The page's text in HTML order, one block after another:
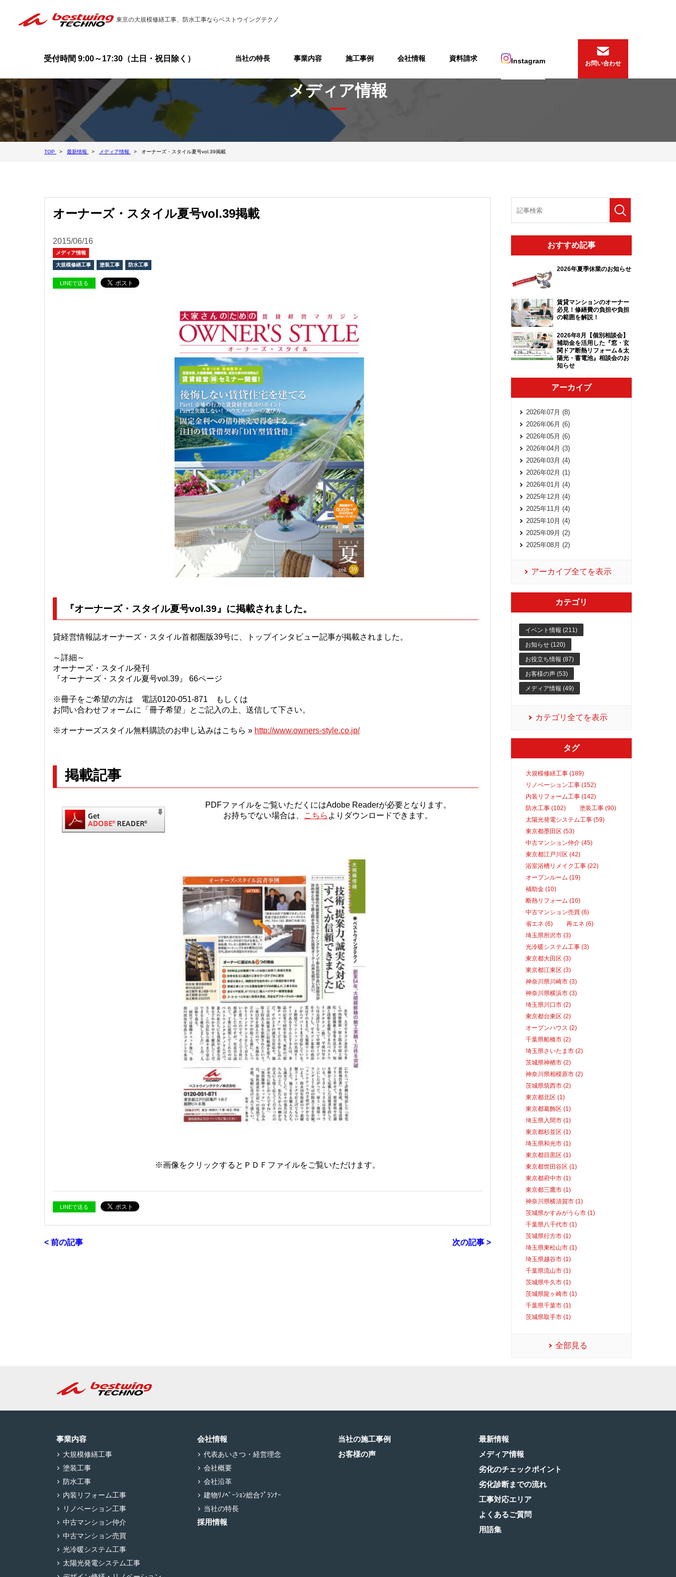
東京の大規模修繕工事、防水工事ならベストウイングテクノ
受付時間 9:00～17:30（土日・祝日除く） 当社の特長 事業内容 施工事例 会社情報 資料請求 Instagram お問い合わせ
メディア情報
TOP 最新情報 メディア情報 オーナーズ・スタイル夏号vol.39掲載
オーナーズ・スタイル夏号vol.39掲載
2015/06/16
メディア情報
大規模修繕工事 塗装工事 防水工事
LINEで送る
『オーナーズ・スタイル夏号vol.39』に掲載されました。
貸経営情報誌オーナーズ・スタイル首都圏版39号に、トップインタビュー記事が掲載されました。
～詳細～
オーナーズ・スタイル発刊
『オーナーズ・スタイル夏号vol.39』 66ページ
※冊子をご希望の方は 電話0120-051-871 もしくは
お問い合わせフォームに「冊子希望」とご記入の上、送信して下さい。
※オーナーズスタイル無料購読のお申し込みはこちら » http://www.owners-style.co.jp/
掲載記事
PDFファイルをご覧いただくにはAdobe Readerが必要となります。
お持ちでない場合は、
こちら よりダウンロードできます。
※画像をクリックするとＰＤＦファイルをご覧いただけます。
LINEで送る
< 前の記事 次の記事 >
おすすめ記事
2026年夏季休業のお知らせ
賃貸マンションのオーナー
必見！修繕費の負担や負担
の範囲を解説！
2026年8月【個別相談会】
補助金を活用した『窓・玄
関ドア断熱リフォーム＆太
陽光・蓄電池』相談会のお
知らせ
アーカイブ
2026年07月 (8)
2026年06月 (6)
2026年05月 (6)
2026年04月 (3)
2026年03月 (4)
2026年02月 (1)
2026年01月 (4)
2025年12月 (4)
2025年11月 (4)
2025年10月 (4)
2025年09月 (2)
2025年08月 (2)
アーカイブ全てを表示
カテゴリ
イベント情報 (211)
お知らせ (120)
お役立ち情報 (87)
お客様の声 (53)
メディア情報 (49)
カテゴリ全てを表示
タグ
大規模修繕工事 (189)
リノベーション工事 (152)
内装リフォーム工事 (142)
防水工事 (102)
塗装工事 (90)
太陽光発電システム工事 (59)
東京都墨田区 (53)
中古マンション仲介 (45)
東京都江戸川区 (42)
浴室浴槽リメイク工事 (22)
オープンルーム (19)
補助金 (10)
断熱リフォーム (10)
中古マンション売買 (8)
省エネ (6)
再エネ (6)
埼玉県所沢市 (3)
光冷暖システム工事 (3)
東京都大田区 (3)
東京都江東区 (3)
神奈川県川崎市 (3)
神奈川県横浜市 (3)
埼玉県川口市 (2)
東京都台東区 (2)
オープンハウス (2)
千葉県船橋市 (2)
埼玉県さいたま市 (2)
茨城県神栖市 (2)
神奈川県相模原市 (2)
茨城県筑西市 (2)
東京都北区 (1)
東京都葛飾区 (1)
埼玉県入間市 (1)
東京都杉並区 (1)
埼玉県和光市 (1)
東京都目黒区 (1)
東京都世田谷区 (1)
東京都府中市 (1)
東京都三鷹市 (1)
神奈川県横須賀市 (1)
茨城県かすみがうら市 (1)
千葉県八千代市 (1)
茨城県行方市 (1)
埼玉県東松山市 (1)
埼玉県越谷市 (1)
千葉県流山市 (1)
茨城県牛久市 (1)
茨城県龍ヶ崎市 (1)
千葉県千葉市 (1)
茨城県取手市 (1)
全部見る
事業内容
大規模修繕工事
塗装工事
防水工事
内装リフォーム工事
リノベーション工事
中古マンション仲介
中古マンション売買
光冷暖システム工事
太陽光発電システム工事
会社情報
代表あいさつ・経営理念
会社概要
会社沿革
建物ﾘﾉﾍﾞｰｼｮﾝ総合ﾌﾟﾗﾝﾅｰ
当社の特長
採用情報
当社の施工事例
お客様の声
最新情報
メディア情報
劣化のチェックポイント
劣化診断までの流れ
工事対応エリア
よくあるご質問
用語集